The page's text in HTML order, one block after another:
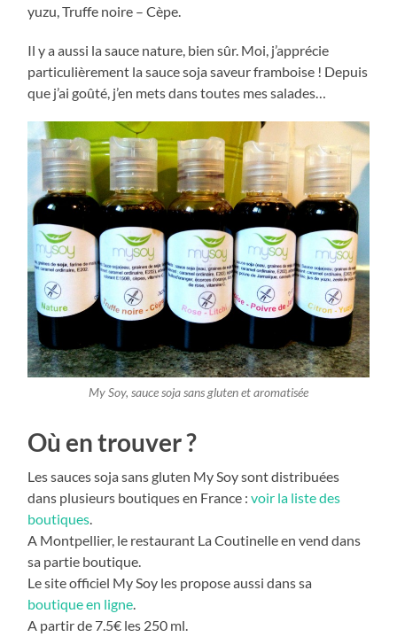
yuzu, Truffe noire – Cèpe.
Il y a aussi la sauce nature, bien sûr. Moi, j’apprécie
particulièrement la sauce soja saveur framboise ! Depuis
que j’ai goûté, j’en mets dans toutes mes salades…
My Soy, sauce soja sans gluten et aromatisée
Où en trouver ?
Les sauces soja sans gluten My Soy sont distribuées
dans plusieurs boutiques en France :voir la liste des
boutiques.
A Montpellier, le restaurant La Coutinelle en vend dans
sa partie boutique.
Le site officiel My Soy les propose aussi dans sa
boutique en ligne.
A partir de 7.5€ les 250 ml.